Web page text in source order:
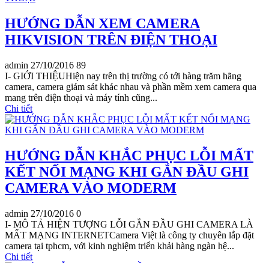
HƯỚNG DẪN XEM CAMERA
HIKVISION TRÊN ĐIỆN THOẠI
admin 27/10/2016 89
I- GIỚI THIỆUHiện nay trên thị trường có tới hàng trăm hãng
camera, camera giám sát khác nhau và phần mềm xem camera qua
mang trên điện thoại và máy tính cũng...
Chi tiết
HƯỚNG DẪN KHẮC PHỤC LỖI MẤT
KẾT NỐI MẠNG KHI GẮN ĐẦU GHI
CAMERA VÀO MODERM
admin 27/10/2016 0
I- MÔ TẢ HIỆN TƯỢNG LỖI GẮN ĐẦU GHI CAMERA LÀ
MẤT MẠNG INTERNETCamera Việt là công ty chuyên lắp đặt
camera tại tphcm, với kinh nghiệm triển khải hàng ngàn hệ...
Chi tiết